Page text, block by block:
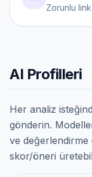
Zorunlu link
AI Profilleri
Her analiz
gönderin.
ve değerlendirme
skor/öneri